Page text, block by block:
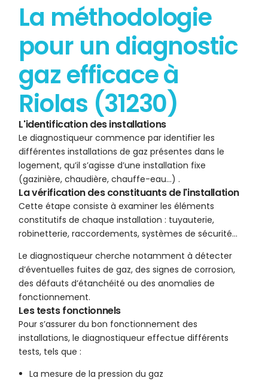
La méthodologie
pour un diagnostic
gaz efficace à
Riolas (31230)
L'identification des installations
Le diagnostiqueur commence par identifier les
différentes installations de gaz présentes dans le
logement, qu’il s’agisse d’une installation fixe
(gazinière, chaudière, chauffe-eau…) .
La vérification des constituants de l'installation
Cette étape consiste à examiner les éléments
constitutifs de chaque installation : tuyauterie,
robinetterie, raccordements, systèmes de sécurité…
Le diagnostiqueur cherche notamment à détecter
d’éventuelles fuites de gaz, des signes de corrosion,
des défauts d’étanchéité ou des anomalies de
fonctionnement.
Les tests fonctionnels
Pour s’assurer du bon fonctionnement des
installations, le diagnostiqueur effectue différents
tests, tels que :
La mesure de la pression du gaz